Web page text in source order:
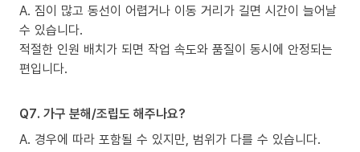
A. 짐이 많고 동선이 어렵거나 이동 거리가 길면 시간이 늘어날
수 있습니다.
적절한 인원 배치가 되면 작업 속도와 품질이 동시에 안정되는
편입니다.
Q7. 가구 분해/조립도 해주나요?
A. 경우에 따라 포함될 수 있지만, 범위가 다를 수 있습니다.